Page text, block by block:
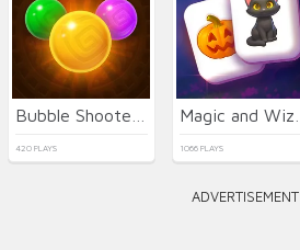
420 PLAYS 1066 PLAYS
ADVERTISEMENT